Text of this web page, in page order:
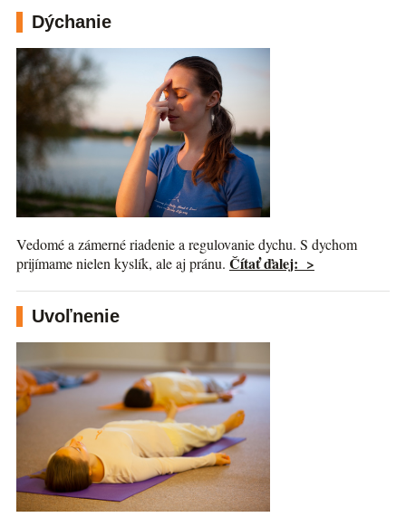
Dýchanie
Vedomé a zámerné riadenie a regulovanie dychu. S dychom
prijímame nielen kyslík, ale aj pránu. Čítať ďalej: >
Uvoľnenie